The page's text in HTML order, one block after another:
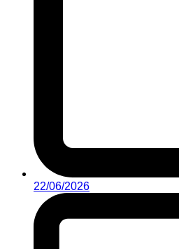
22/06/2026